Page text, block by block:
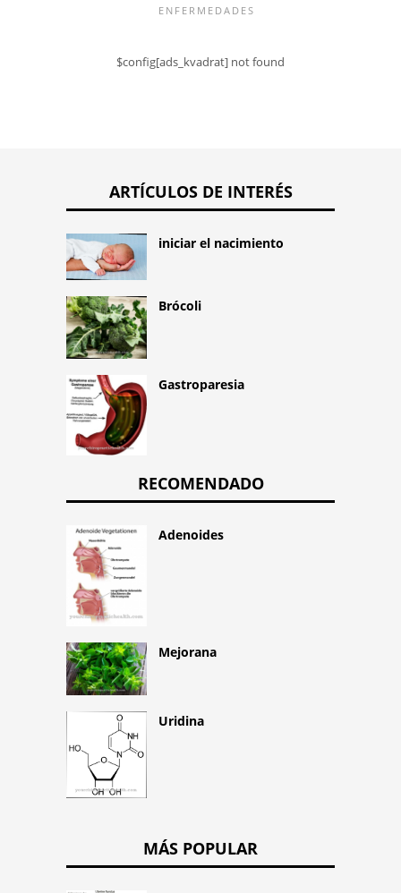
ENFERMEDADES
$config[ads_kvadrat] not found
ARTÍCULOS DE INTERÉS
iniciar el nacimiento
Brócoli
Gastroparesia
RECOMENDADO
Adenoides
Mejorana
Uridina
MÁS POPULAR